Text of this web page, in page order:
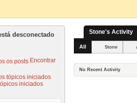
Encontrar
iniciados
Stone's Activity
All Stone
No Recent Activity